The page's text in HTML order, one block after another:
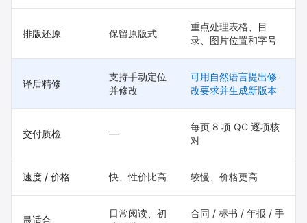
排版还原 保留原版式
重点处理表格、目
录、图片位置和字号
译后精修
支持手动定位
并修改
可用自然语言提出修
改要求并生成新版本
交付质检 —
每页 8 项 QC 逐项核
对
速度 / 价格 快、性价比高 较慢、价格更高
最适合
日常阅读、初
合同 / 标书 / 年报 / 手